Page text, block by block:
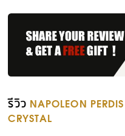
รีวิว NAPOLEON
CRYSTAL